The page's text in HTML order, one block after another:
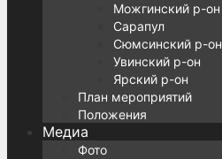
Можгинский р-он
Сарапул
Сюмсинский р-он
Увинский р-он
Ярский р-он
План мероприятий
Положения
Медиа
Фото